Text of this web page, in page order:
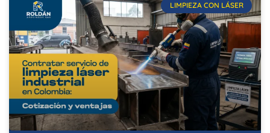
LIMPIEZA CON LÁSER